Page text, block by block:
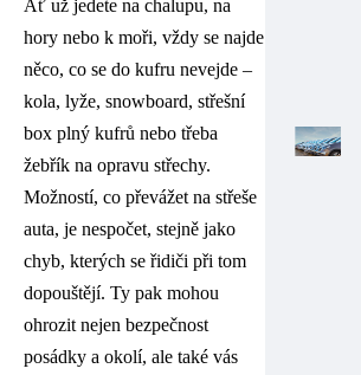
Ať už jedete na chalupu, na
hory nebo k moři, vždy se najde
něco, co se do kufru nevejde –
kola, lyže, snowboard, střešní
box plný kufrů nebo třeba
žebřík na opravu střechy.
Možností, co převážet na střeše
auta, je nespočet, stejně jako
chyb, kterých se řidiči při tom
dopouštějí. Ty pak mohou
ohrozit nejen bezpečnost
posádky a okolí, ale také vás